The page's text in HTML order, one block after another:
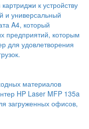
к устройству
и универсальный
A4, который
предприятий, которым
для удовлетворения
материалов
HP Laser MFP 135a
загруженных офисов,